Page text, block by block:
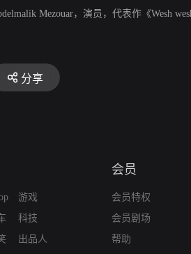
Mezouar，演员，代表作《Wesh
分享
游戏
科技
出品人
会员
会员特权
会员剧场
帮助